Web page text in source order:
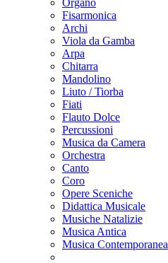
Organo
Fisarmonica
Archi
Viola da Gamba
Arpa
Chitarra
Mandolino
Liuto / Tiorba
Fiati
Flauto Dolce
Percussioni
Musica da Camera
Orchestra
Canto
Coro
Opere Sceniche
Didattica Musicale
Musiche Natalizie
Musica Antica
Musica Contemporanea